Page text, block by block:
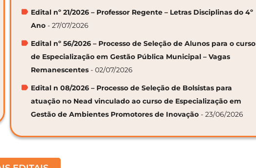
Edital nº 21/2026 – Professor Regente – Letras Disciplinas do 4º
Ano - 27/07/2026
Edital nº 56/2026 – Processo de Seleção de Alunos para o curso
de Especialização em Gestão Pública Municipal – Vagas
Remanescentes - 02/07/2026
Edital n 08/2026 – Processo de Seleção de Bolsistas para
atuação no Nead vinculado ao curso de Especialização em
Gestão de Ambientes Promotores de Inovação - 23/06/2026